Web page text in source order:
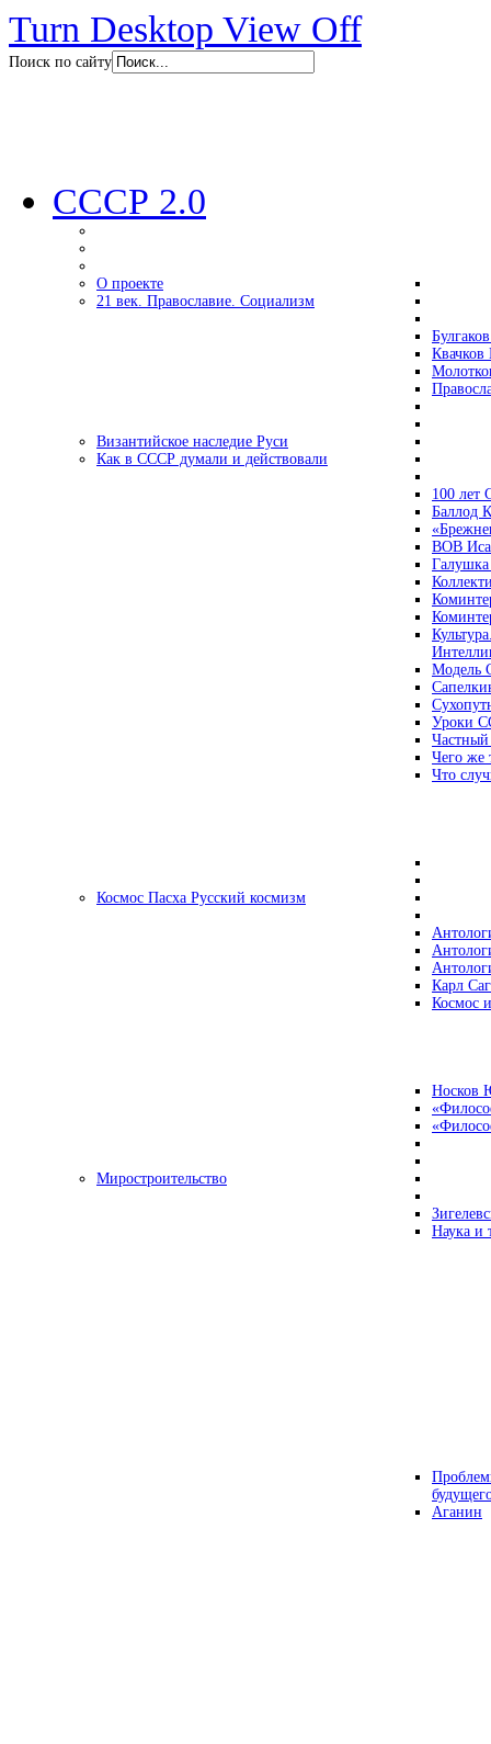
Turn Desktop View Off
Поиск по сайту
СССР 2.0
О проекте
21 век. Православие. Социализм
Византийское наследие Руси
Как в СССР думали и действовали
100 лет
Баллод
ВОВ
Модель
Уроки
Чего же
Что
Космос Пасха Русский космизм
Карл
Космос
Носков
Миростроительство
Наука и
Аганин